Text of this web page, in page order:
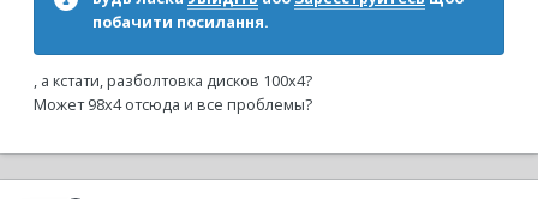
побачити посилання.
, а кстати, разболтовка дисков 100х4?
Может 98х4 отсюда и все проблемы?